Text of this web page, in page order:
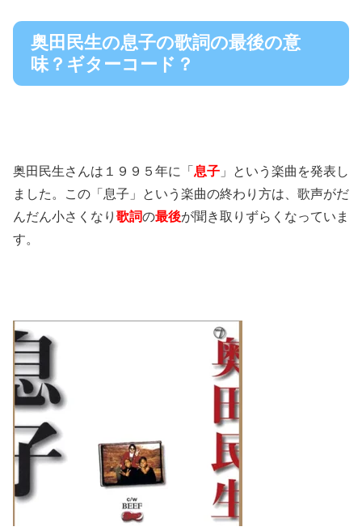
奥田民生の息子の歌詞の最後の意
味？ギターコード？
奥田民生さんは１９９５年に「 息子 」という楽曲を発表し
ました。この「息子」という楽曲の終わり方は、歌声がだ
んだん小さくなり 歌詞の最後が聞き取りずらくなっていま
す。